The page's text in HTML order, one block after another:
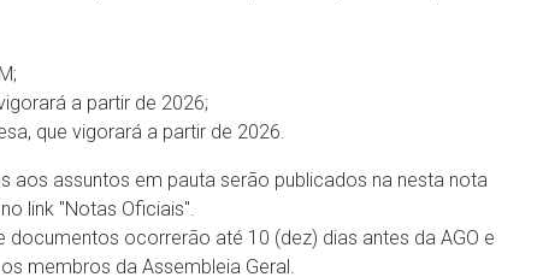
a partir de 2026;
que vigorará a partir de 2026.
aos assuntos em pauta serão publicados na nesta nota
link "Notas Oficiais".
ocorrerão até 10 (dez) dias antes da AGO e
membros da Assembleia Geral.